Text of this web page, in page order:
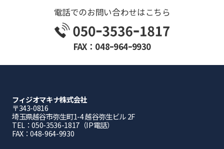
電話でのお問い合わせはこちら
FAX：048ｰ964ｰ9930
フィジオマキナ株式会社
〒343-0816
埼⽟県越⾕市弥⽣町1-4 越⾕弥⽣ビル 2F
TEL：050-3536-1817（IP電話）
FAX：048-964-9930